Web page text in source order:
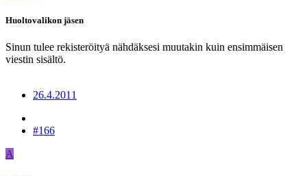
Huoltovalikon jäsen
Sinun tulee rekisteröityä nähdäksesi muutakin kuin ensimmäisen
viestin sisältö.
26.4.2011
#166
A